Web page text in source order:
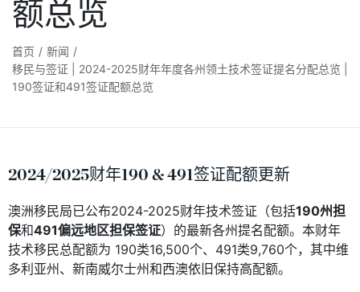
额总览
首页 / 新闻 /
移民与签证 | 2024-2025财年年度各州领土技术签证提名分配总览 |
190签证和491签证配额总览
2024/2025财年190 & 491签证配额更新
澳洲移民局已公布2024-2025财年技术签证（包括190州担
保和491偏远地区担保签证）的最新各州提名配额。本财年
技术移民总配额为 190类16,500个、491类9,760个，其中维
多利亚州、新南威尔士州和西澳依旧保持高配额。